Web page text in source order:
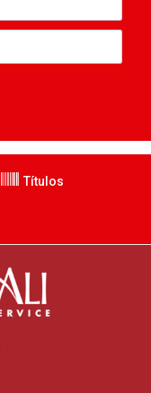
Títulos